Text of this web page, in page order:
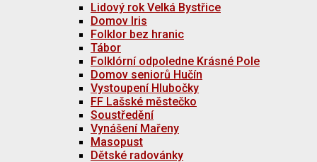
Lidový rok Velká Bystřice
Domov Iris
Folklor bez hranic
Tábor
Folklórní odpoledne Krásné Pole
Domov seniorů Hučín
Vystoupení Hlubočky
FF Lašské městečko
Soustředění
Vynášení Mařeny
Masopust
Dětské radovánky